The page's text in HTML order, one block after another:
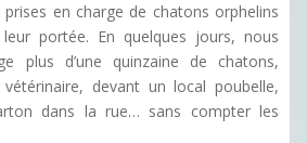
en charge de chatons orphelins
portée. En quelques jours, nous
plus d’une quinzaine de chatons,
devant un local poubelle,
dans la rue… sans compter les